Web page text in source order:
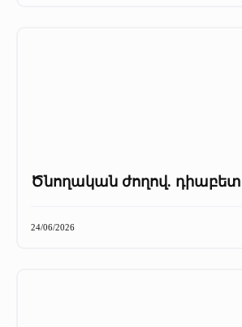
Ծնողական ժողով. դիաբետ
24/06/2026